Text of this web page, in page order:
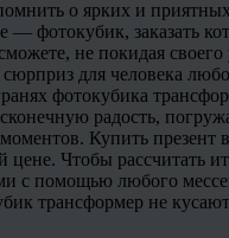
о ярких и
— фотокубик, заказать
не покидая
для человека
фотокубика
радость,
Купить презент
цене. Чтобы рассчитать
с помощью любого
трансформер не